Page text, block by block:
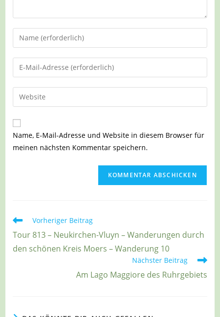
Gib
deinen
Namen
oder
zum
Kommentieren
ein
Gib
deine
E-
Mail-
zum
Kommentieren
ein
Gib
deine
Website-
URL
Name, E-Mail-Adresse und Website in diesem Browser für
meinen nächsten Kommentar speichern.
Weitere
ansehen
Vorheriger Beitrag
Tour 813 – Neukirchen-Vluyn – Wanderungen durch
den schönen Kreis Moers – Wanderung 10
Nächster Beitrag
Am Lago Maggiore des Ruhrgebiets